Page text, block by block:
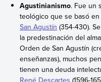
Agustinianismo. Fue un
teológico que se basó
San Agustín (354-430).
la predestinación del
Orden de San Agustín
enseñanzas), muchos
tienen una deuda